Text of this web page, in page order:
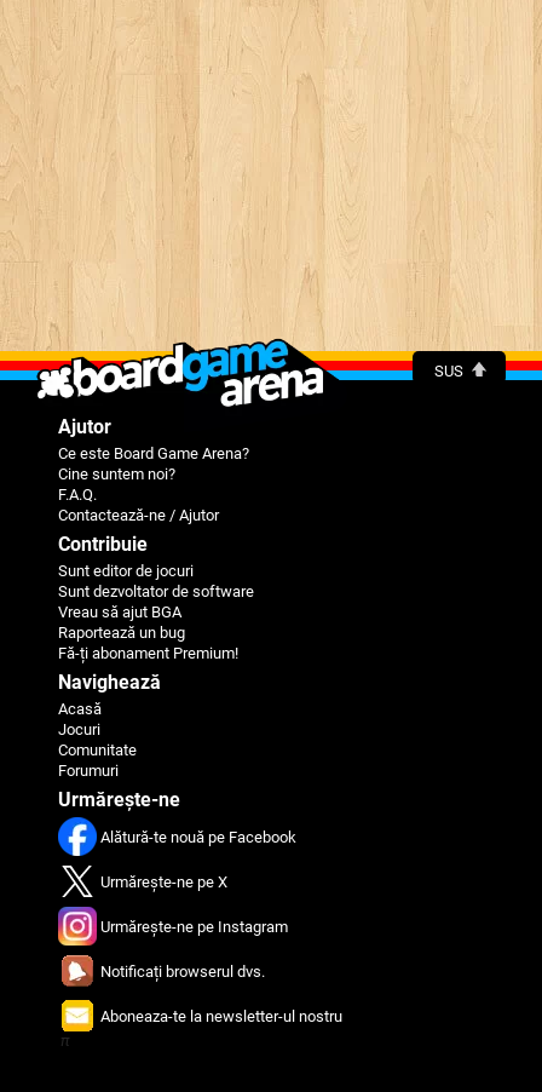
SUS
Ajutor
Ce este Board Game Arena?
Cine suntem noi?
F.A.Q.
Contactează-ne / Ajutor
Contribuie
Sunt editor de jocuri
Sunt dezvoltator de software
Vreau să ajut BGA
Raportează un bug
Fă-ți abonament Premium!
Navighează
Acasă
Jocuri
Comunitate
Forumuri
Urmărește-ne
Alătură-te nouă pe Facebook
Urmărește-ne pe X
Urmărește-ne pe Instagram
Notificați browserul dvs.
Aboneaza-te la newsletter-ul nostru
π